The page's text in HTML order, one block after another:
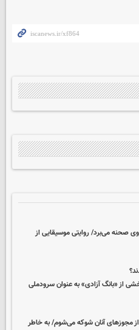
صحنه می‌برد/ روایتی موسیقایی از
از «بانگ آزادی» به عنوان سرودملی
از مجوزهای آنان شوکه می‌شوم/ به خاطر